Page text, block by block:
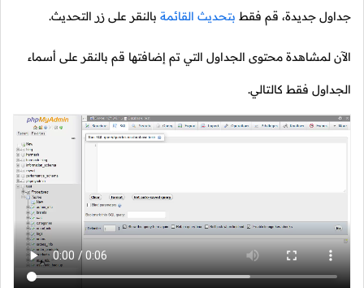
جداول جديدة، قم فقط بتحديث القائمة بالنقر على زر التحديث.
الآن لمشاهدة محتوى الجداول التي تم إضافتها قم بالنقر على أسماء
الجداول فقط كالتالي.